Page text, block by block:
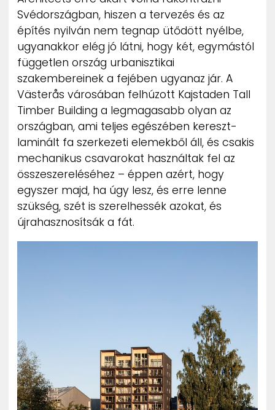
Svédországban, hiszen a tervezés és az
építés nyilván nem tegnap ütődött nyélbe,
ugyanakkor elég jó látni, hogy két, egymástól
független ország urbanisztikai
szakembereinek a fejében ugyanaz jár. A
Västerås városában felhúzott Kajstaden Tall
Timber Building a legmagasabb olyan az
országban, ami teljes egészében kereszt-
laminált fa szerkezeti elemekből áll, és csakis
mechanikus csavarokat használtak fel az
összeszereléséhez – éppen azért, hogy
egyszer majd, ha úgy lesz, és erre lenne
szükség, szét is szerelhessék azokat, és
újrahasznosítsák a fát.